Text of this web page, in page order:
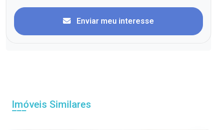
Enviar meu interesse
Imóveis Similares